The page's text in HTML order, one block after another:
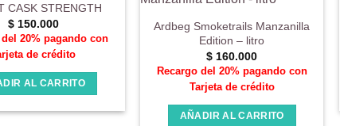
CASK STRENGTH
$150.000
20% pagando con
de crédito
AL CARRITO
Ardbeg Smoketrails Manzanilla
Edition – litro
$ 160.000
Recargo del 20% pagando con
Tarjeta de crédito
AÑADIR AL CARRITO